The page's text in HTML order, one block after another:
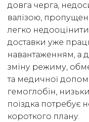
довга черга,
валізою,
легко недооцінити.
доставки уже
навантаженням, а
зміну режиму,
та медичної
гемоглобін,
поїздка потребує
короткого плану.